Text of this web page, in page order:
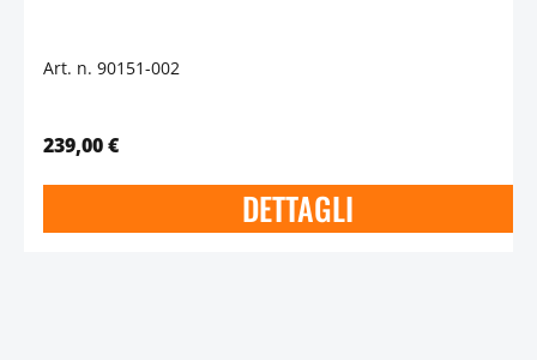
Art. n. 90151-002
239,00 €
DETTAGLI